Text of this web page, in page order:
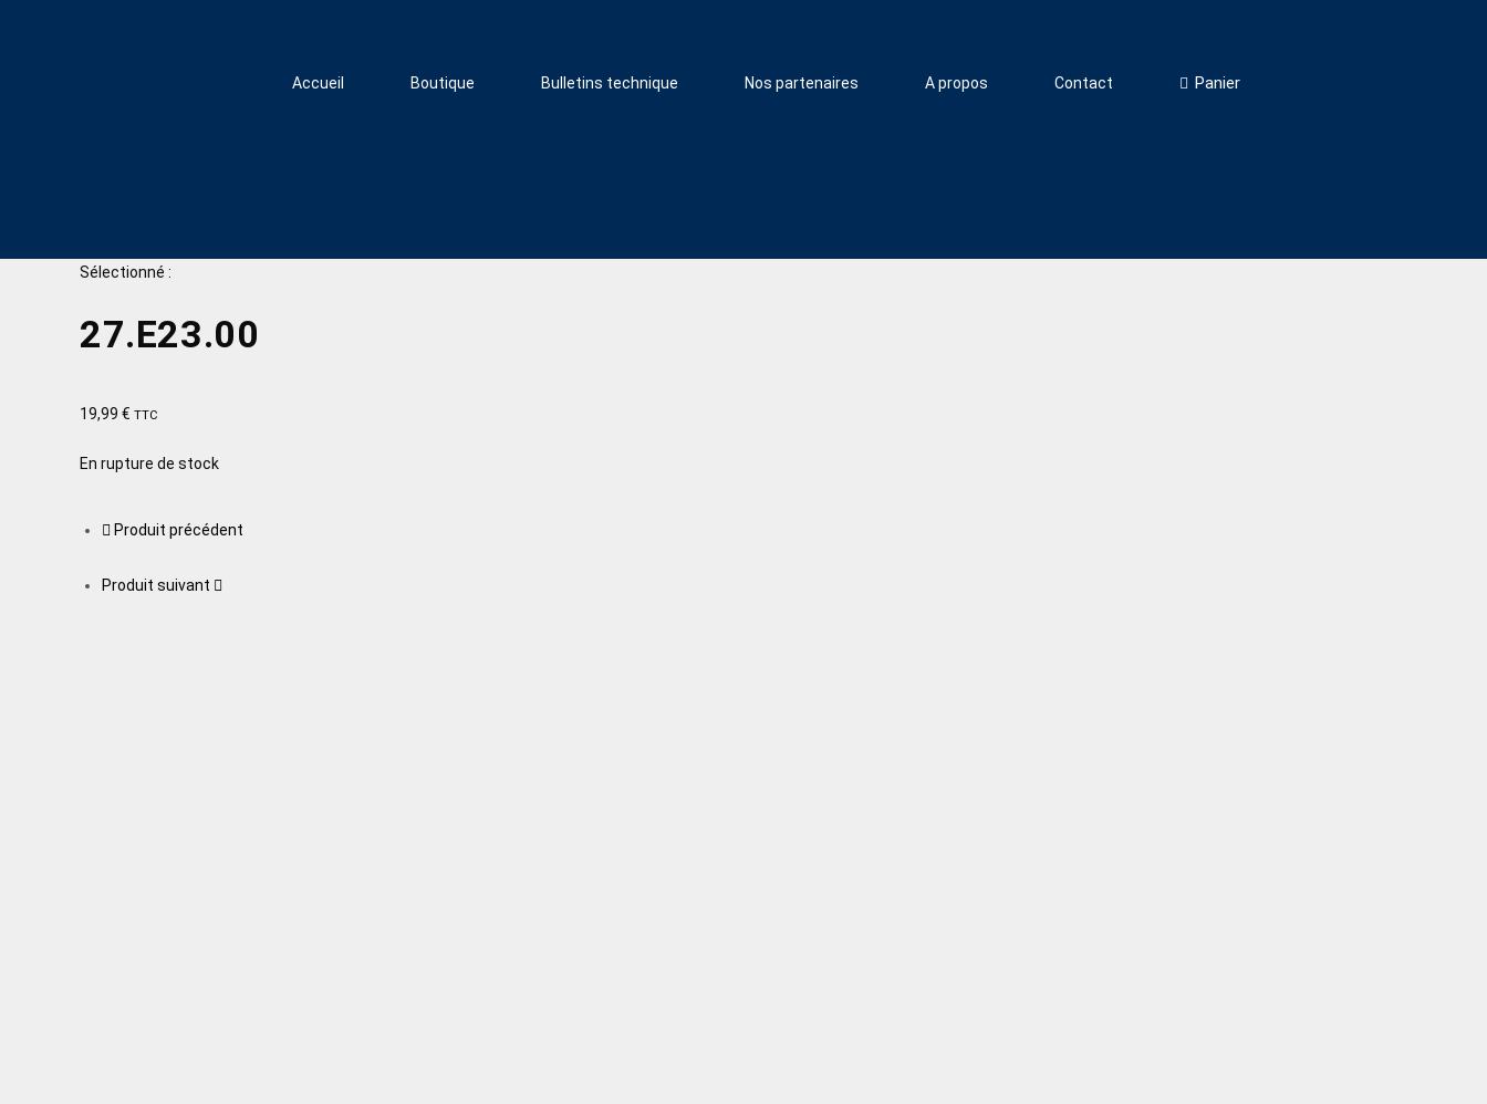
Accueil Boutique Bulletins technique Nos partenaires A propos Contact Panier
Sélectionné :
27.E23.00
19,99 € TTC
En rupture de stock
Produit précédent
Produit suivant